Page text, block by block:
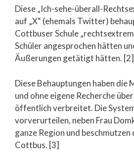
Diese „Ich-sehe-überall-
auf „X“ (ehemals Twitter)
Cottbuser Schule
Schüler angesprochen hätten
Äußerungen getätigt hätten. [2]
Diese Behauptungen haben die
und ohne eigene Recherche
öffentlich verbreitet. Die
vorverurteilen, neben Frau
ganze Region und beschmutzen
Cottbus. [3]